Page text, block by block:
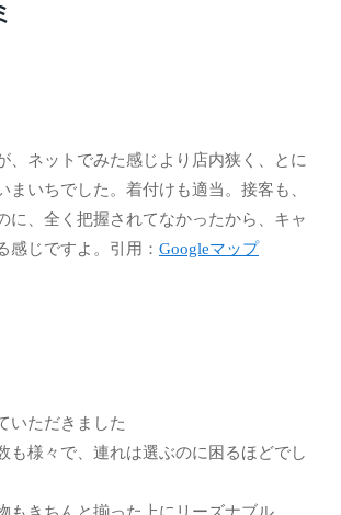
、ネットでみた感じより店内狭く、とに
まいちでした。着付けも適当。接客も、
に、全く把握されてなかったから、キャ
感じですよ。引用： Googleマップ
いただきました
も様々で、連れは選ぶのに困るほどでし